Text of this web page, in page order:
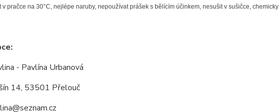
v pračce na 30°C, nejlépe naruby, nepoužívat prášek s bělícím účinkem, nesušit v sušičce,
- Pavlína Urbanová
14, 53501 Přelouč